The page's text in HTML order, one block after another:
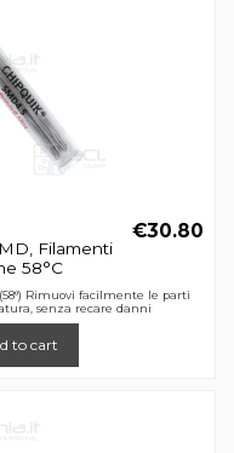
Filamenti
58°C
€30.80
Rimuovi facilmente le parti
senza recare danni
to cart